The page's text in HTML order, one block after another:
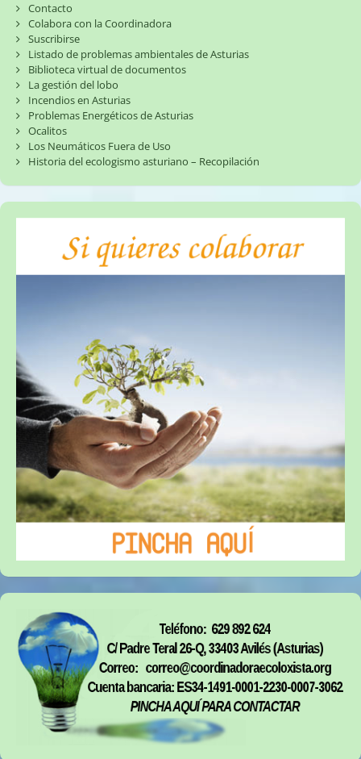
Contacto
Colabora con la Coordinadora
Suscribirse
Listado de problemas ambientales de Asturias
Biblioteca virtual de documentos
La gestión del lobo
Incendios en Asturias
Problemas Energéticos de Asturias
Ocalitos
Los Neumáticos Fuera de Uso
Historia del ecologismo asturiano – Recopilación